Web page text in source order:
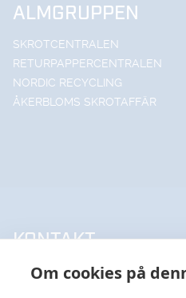
Om cookies på
ALMGRUPPEN
SKROTCENTRALEN
RETURPAPPERCENTRALEN
NORDIC RECYCLING
ÅKERBLOMS SKROTAFFÄR
KONTAKT
UPPSALA HANDELSSTÅL AB